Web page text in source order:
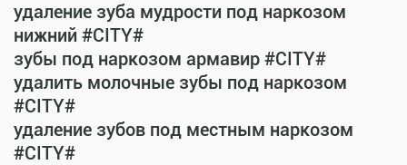
удаление зуба мудрости под наркозом
нижний #CITY#
зубы под наркозом армавир #CITY#
удалить молочные зубы под наркозом
#CITY#
удаление зубов под местным наркозом
#CITY#